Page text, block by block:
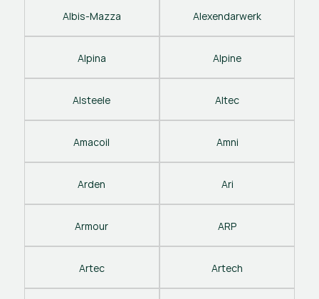
Albis-Mazza Alexendarwerk
Alpina Alpine
Alsteele Altec
Amacoil Amni
Arden Ari
Armour ARP
Artec Artech